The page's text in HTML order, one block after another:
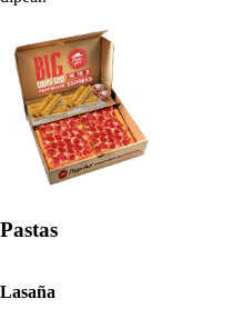
Pastas
Lasaña